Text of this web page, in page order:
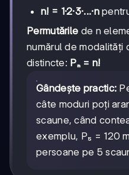
n! = 1·2·3·...·n
Permutările de n
numărul de modalități
distincte: Pₙ = n!
Gândește practic:
câte moduri poți
scaune, când
exemplu, P₅ = 120
persoane pe 5